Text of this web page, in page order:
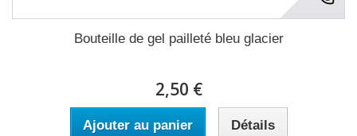
Bouteille de gel pailleté bleu glacier
2,50 €
Ajouter au panier Détails